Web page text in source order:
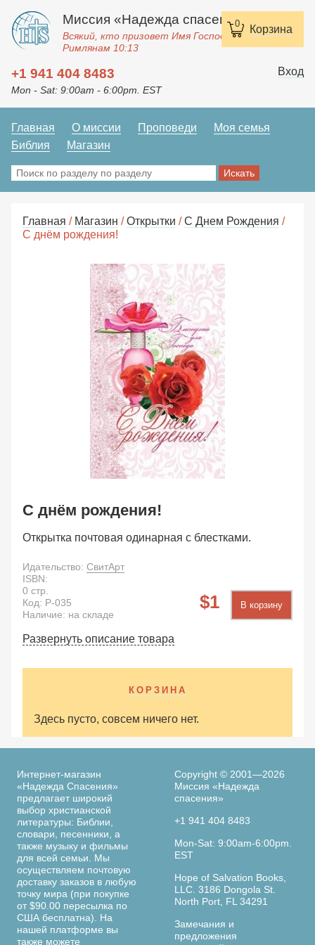
0 Корзина
Миссия «Надежда спасения»
Всякий, кто призовет Имя Господне, спасется.
Римлянам 10:13
+1 941 404 8483
Mon - Sat: 9:00am - 6:00pm. EST
Вход
Главная О миссии Проповеди
Моя семья
Библия
Магазин
Главная / Магазин /Открытки /С Днем Рождения /
С днём рождения!
С днём рождения!
Открытка почтовая одинарная с блестками.
Идательство: СвитАрт
1 В корзину
ISBN:
0 стр.
Код: P-035
Наличие: на складе
Развернуть описание товара
КОРЗИНА
Здесь пусто, совсем ничего нет.
Интернет-магазин
«Надежда Спасения»
предлагает широкий
выбор христианской
литературы: Библии,
словари, песенники, а
также музыку и фильмы
для всей семьи. Мы
осуществляем почтовую
доставку заказов в любую
точку мира (при покупке
от $90.00 пересылка по
США бесплатна). На
нашей платформе вы
также можете
Copyright © 2001—2026
Миссия «Надежда
спасения»
+1 941 404 8483
Mon-Sat: 9:00am-6:00pm.
EST
Hope of Salvation Books,
LLC. 3186 Dongola St.
North Port, FL 34291
Замечания и
предложения